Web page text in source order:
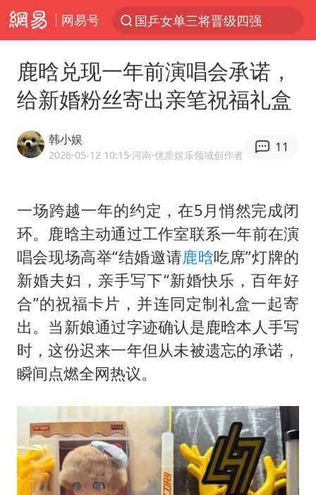
网易号
国乒女单三将晋级四强
郑丽文：台湾从来没有“独立”过
几元成本的AI广告导致千万市值蒸发
老挝国会主席赛宋蓬逝世
茅台部分直营店飞天茅台提价
白海豚将正面袭击贯穿浙江
酒店回应车内过夜被收150元
黄金牛市回来了吗
杭州全市有序停课
新疆优化调整景区内自驾服务费
全民健身事业高质量发展
鹿晗兑现一年前演唱会承诺，
给新婚粉丝寄出亲笔祝福礼盒
韩小娱
2026-05-12 10:15·河南·优质娱乐领域创作者
11
一场跨越一年的约定，在5月悄然完成闭
环。鹿晗主动通过工作室联系一年前在演
唱会现场高举“结婚邀请鹿晗吃席”灯牌的
新婚夫妇，亲手写下“新婚快乐，百年好
合”的祝福卡片，并连同定制礼盒一起寄
出。当新娘通过字迹确认是鹿晗本人手写
时，这份迟来一年但从未被遗忘的承诺，
瞬间点燃全网热议。